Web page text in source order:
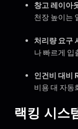
창고 레이아
천장 높이는
처리량 요구
나 빠르게 입
인건비 대비
비용 대 자동
랙킹 시스